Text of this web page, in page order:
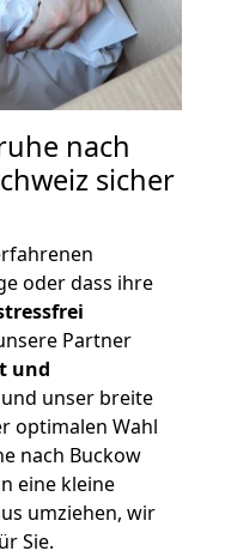
nach
sicher
oder dass ihre
Partner
und
unser breite
optimalen Wahl
nach Buckow
eine kleine
umziehen, wir
Sie.